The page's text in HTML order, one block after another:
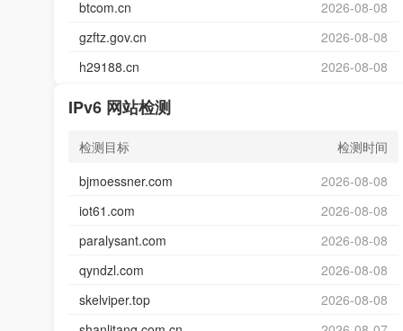
btcom.cn
2026-08-08
gzftz.gov.cn
2026-08-08
h29188.cn
2026-08-08
IPv6 网站检测
检测目标
检测时间
bjmoessner.com
2026-08-08
iot61.com
2026-08-08
paralysant.com
2026-08-08
qyndzl.com
2026-08-08
skelviper.top
2026-08-08